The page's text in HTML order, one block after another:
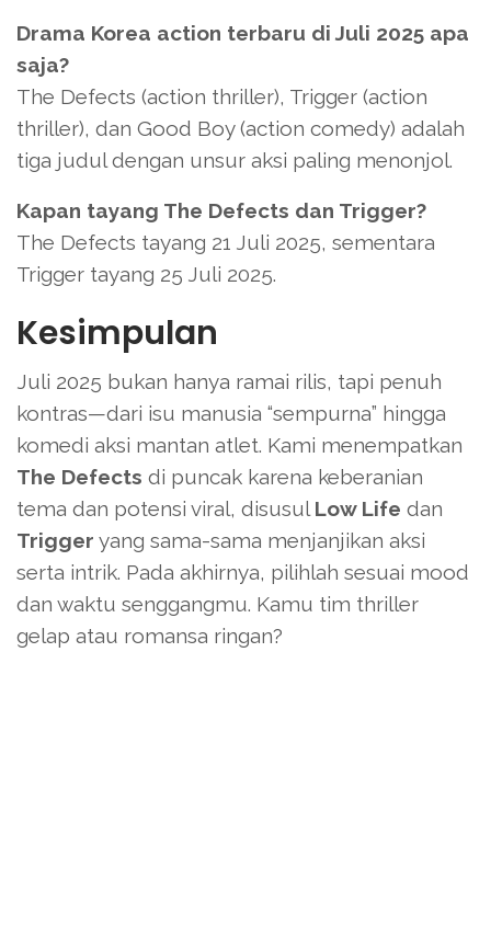
Drama Korea action terbaru di Juli 2025 apa
saja?
The Defects (action thriller), Trigger (action
thriller), dan Good Boy (action comedy) adalah
tiga judul dengan unsur aksi paling menonjol.
Kapan tayang The Defects dan Trigger?
The Defects tayang 21 Juli 2025, sementara
Trigger tayang 25 Juli 2025.
Kesimpulan
Juli 2025 bukan hanya ramai rilis, tapi penuh
kontras—dari isu manusia “sempurna” hingga
komedi aksi mantan atlet. Kami menempatkan
The Defects di puncak karena keberanian
tema dan potensi viral, disusul Low Life dan
Trigger yang sama-sama menjanjikan aksi
serta intrik. Pada akhirnya, pilihlah sesuai mood
dan waktu senggangmu. Kamu tim thriller
gelap atau romansa ringan?